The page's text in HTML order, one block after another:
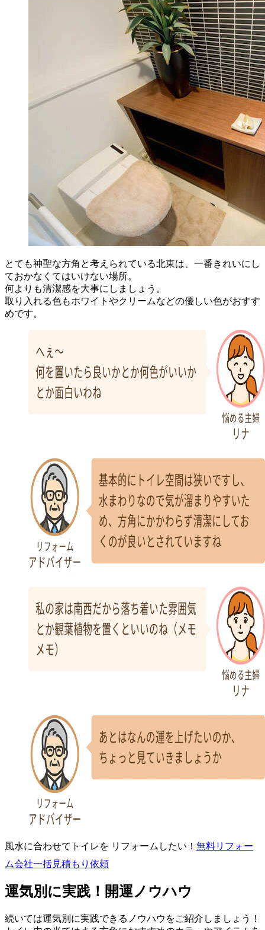
とても神聖な方角と考えられている北東は、一番きれいにし
ておかなくてはいけない場所。
何よりも清潔感を大事にしましょう。
取り入れる色もホワイトやクリームなどの優しい色がおすす
めです。
風水に合わせてトイレを リフォームしたい！ 無料リフォー
ム会社一括見積もり依頼
運気別に実践！開運ノウハウ
続いては運気別に実践できるノウハウをご紹介しましょう！